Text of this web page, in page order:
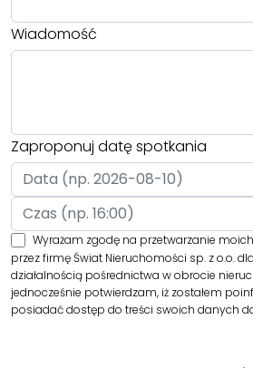
Wiadomość
Zaproponuj datę spotkania
Wyrażam zgodę na przetwarzanie
przez firmę Świat Nieruchomości sp. z o.o.
działalnością pośrednictwa w obrocie
jednocześnie potwierdzam, iż zostałem
posiadać dostęp do treści swoich danych